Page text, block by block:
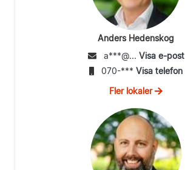
Anders Hedenskog
a***@... Visa e-post
070-*** Visa telefon
Fler lokaler